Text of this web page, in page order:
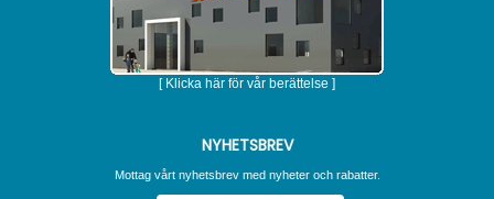
[ Klicka här för vår berättelse ]
NYHETSBREV
Mottag vårt nyhetsbrev med nyheter och rabatter.